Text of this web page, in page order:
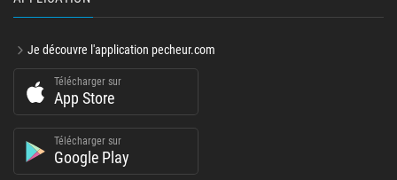
Je découvre l'application pecheur.com
Télécharger sur
App Store
Télécharger sur
Google Play